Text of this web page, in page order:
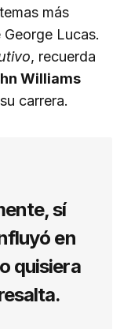
más
Lucas.
, recuerda
Williams
carrera.
sí
en
quisiera